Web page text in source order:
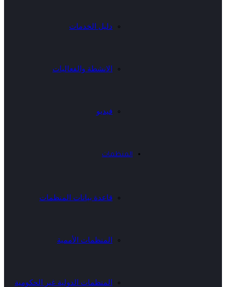
دليل الخدمات
الانشطة والفعاليات
فيديو
المنظمات
قاعدة بيانات المنظمات
المنظمات الأممية
المنظمات الدولية غير الحكومية